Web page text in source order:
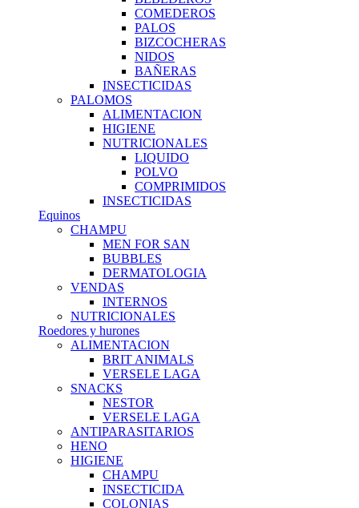
COMEDEROS
PALOS
BIZCOCHERAS
NIDOS
BAÑERAS
INSECTICIDAS
PALOMOS
ALIMENTACION
HIGIENE
NUTRICIONALES
LIQUIDO
POLVO
COMPRIMIDOS
INSECTICIDAS
Equinos
CHAMPU
MEN FOR SAN
BUBBLES
DERMATOLOGIA
VENDAS
INTERNOS
NUTRICIONALES
Roedores y hurones
ALIMENTACION
BRIT ANIMALS
VERSELE LAGA
SNACKS
NESTOR
VERSELE LAGA
ANTIPARASITARIOS
HENO
HIGIENE
CHAMPU
INSECTICIDA
COLONIAS